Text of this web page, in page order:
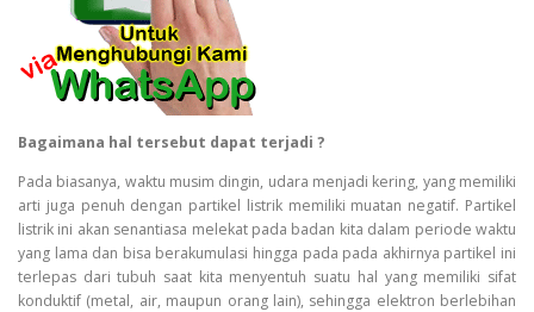
Bagaimana hal tersebut dapat terjadi ?
Pada biasanya, waktu musim dingin, udara menjadi kering, yang memiliki
arti juga penuh dengan partikel listrik memiliki muatan negatif. Partikel
listrik ini akan senantiasa melekat pada badan kita dalam periode waktu
yang lama dan bisa berakumulasi hingga pada pada akhirnya partikel ini
terlepas dari tubuh saat kita menyentuh suatu hal yang memiliki sifat
konduktif (metal, air, maupun orang lain), sehingga elektron berlebihan